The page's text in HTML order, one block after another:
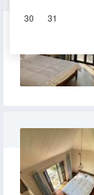
30 31